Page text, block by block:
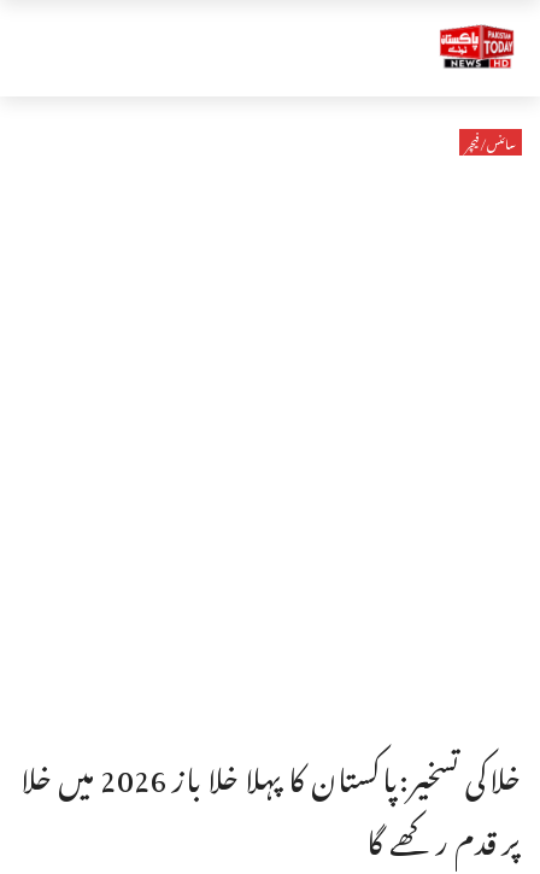
سائنس/فیچر
خلاکی تسخیر:پاکستان کا پہلا خلا باز 2026 میں خلا
پر قدم رکھے گا